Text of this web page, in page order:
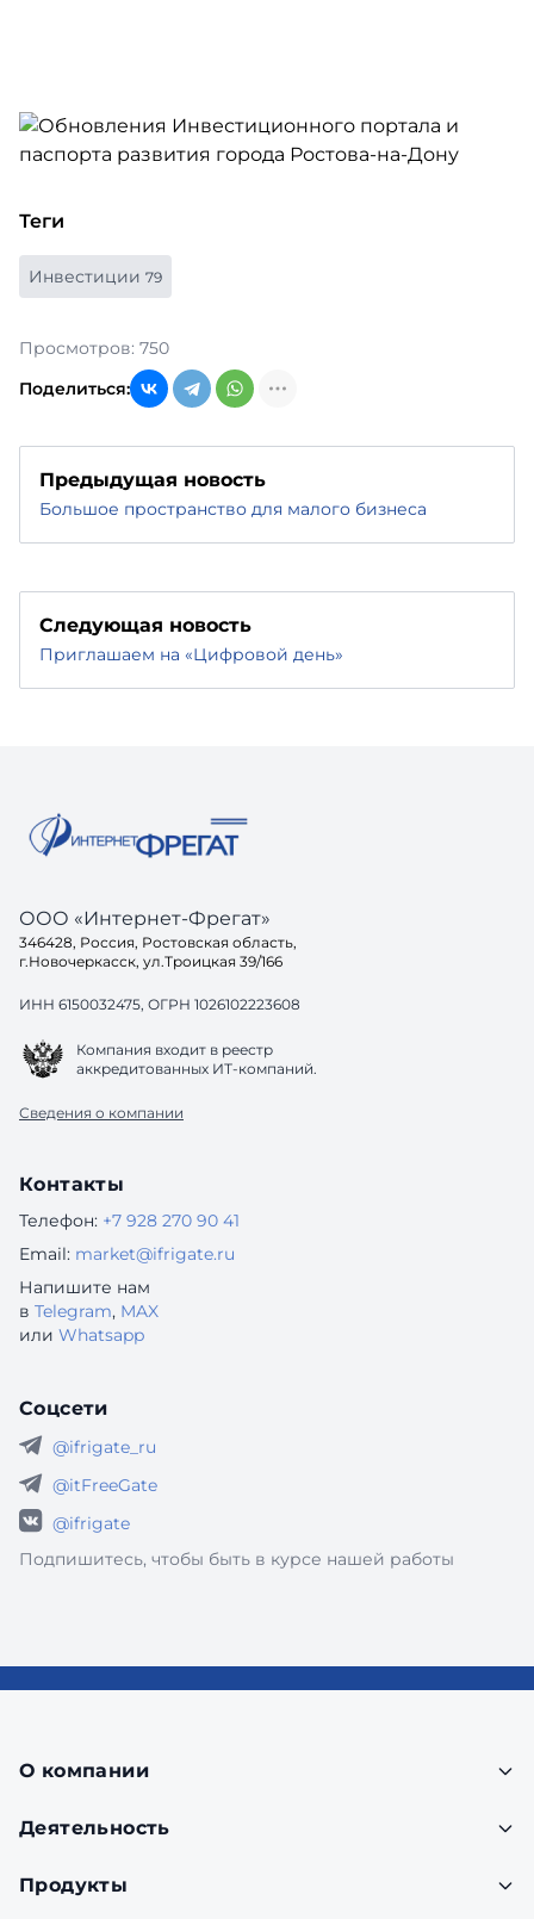
Теги
Инвестиции 79
Просмотров: 750
Поделиться:
Предыдущая новость
Большое пространство для малого бизнеса
Следующая новость
Приглашаем на «Цифровой день»
ООО «Интернет-Фрегат»
346428, Россия, Ростовская область,
г.Новочеркасск, ул.Троицкая 39/166
ИНН 6150032475, ОГРН 1026102223608
Компания входит в реестр
аккредитованных ИТ-компаний.
Сведения о компании
Контакты
Телефон: +7 928 270 90 41
Email: market@ifrigate.ru
Напишите нам
в Telegram, MAX
или Whatsapp
Соцсети
@ifrigate_ru
@itFreeGate
@ifrigate
Подпишитесь, чтобы быть в курсе нашей работы
О компании
Деятельность
Продукты